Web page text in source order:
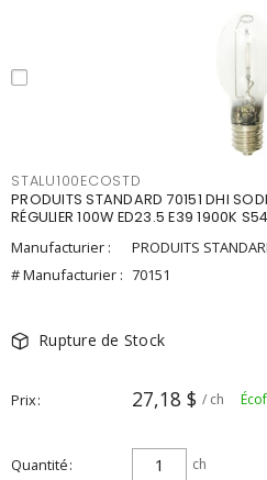
STALU100ECOSTD
PRODUITS STANDARD 70151 DHI
RÉGULIER 100W ED23.5 E39 1900K
Manufacturier :
PRODUITS
# Manufacturier : 70151
Rupture de Stock
Prix 27,18 $ / ch
Quantité ch